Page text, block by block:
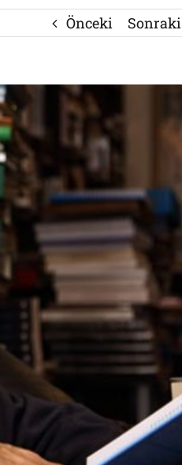
Önceki Sonraki